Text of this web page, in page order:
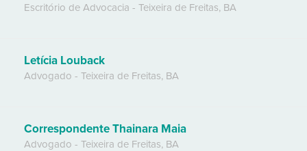
Escritório de Advocacia - Teixeira de Freitas, BA
Letícia Louback
Advogado - Teixeira de Freitas, BA
Correspondente Thainara Maia
Advogado - Teixeira de Freitas, BA